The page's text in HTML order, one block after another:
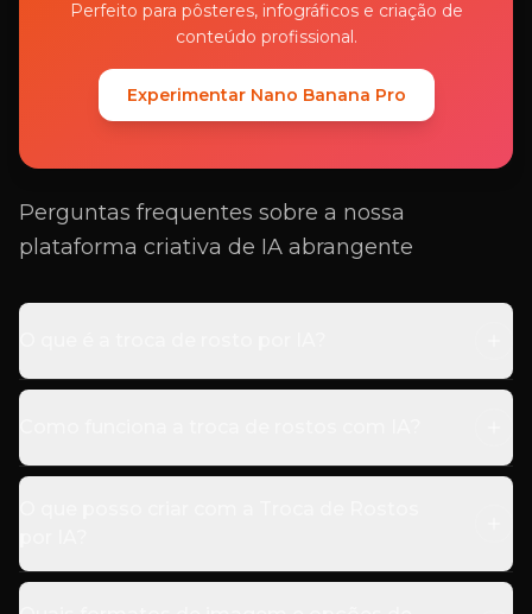
Perguntas Frequentes Sobre
Perguntas frequentes sobre a nossa
plataforma criativa de IA abrangente
Perfeito para pôsteres, infográficos e criação de
conteúdo profissional.
Experimentar Nano Banana Pro